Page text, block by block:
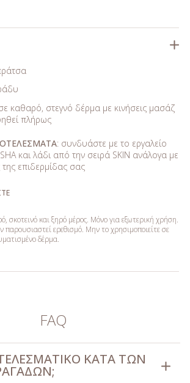
καθαρό, στεγνό δέρμα με κινήσεις μασάζ
πλήρως
: συνδυάστε με το εργαλείο
και λάδι από την σειρά SKIN ανάλογα με
της επιδερμίδας σας
σκοτεινό και ξηρό μέρος. Μόνο για εξωτερική χρήση.
ερεθισμό. Μην το χρησιμοποιείτε σε
δέρμα.
FAQ
ΚΑΤΆ ΤΩΝ